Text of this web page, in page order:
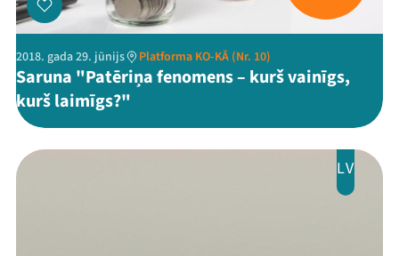
2018. gada 29. jūnijs Platforma KO-KĀ (Nr. 10)
Saruna "Patēriņa fenomens – kurš vainīgs,
kurš laimīgs?"
LV